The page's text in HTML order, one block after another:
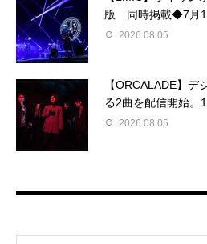
版 同時掲載◆7月
2026.08.05
【ORCALADE】デ
る2曲を配信開始。
2026.08.05